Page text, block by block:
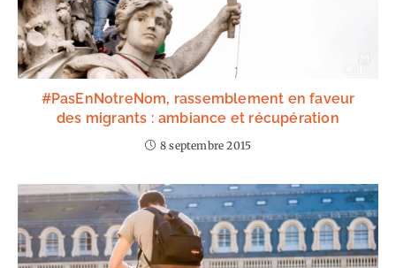
#PasEnNotreNom, rassemblement en faveur
des migrants : ambiance et récupération
8 septembre 2015